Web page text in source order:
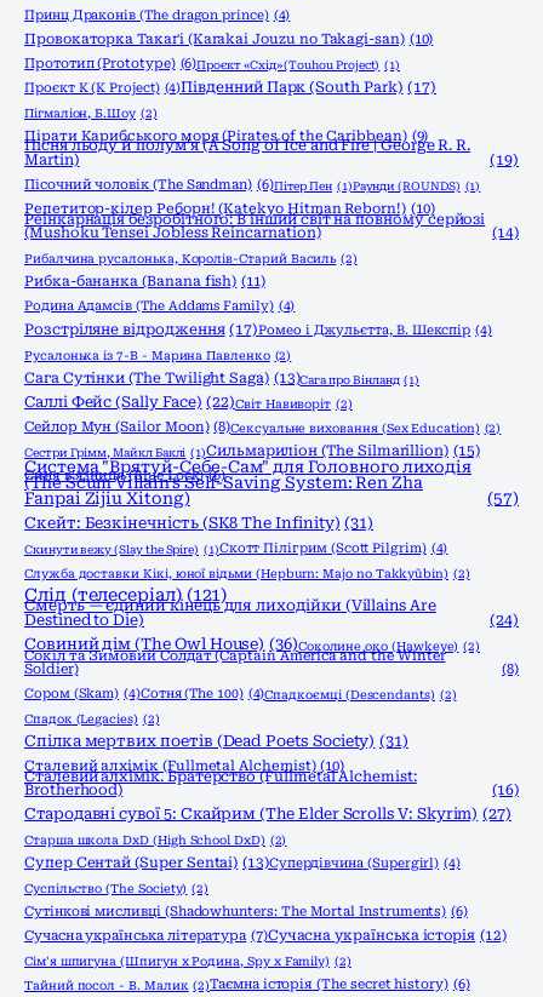
Принц Драконів (The dragon prince) (4)
Провокаторка Такаґі (Karakai Jouzu no Takagi-san) (10)
Прототип (Prototype) (6)Проєкт «Схід» (Touhou Project) (1)
Проєкт К (K Project) (4)Південний Парк (South Park) (17)
Пігмаліон, Б.Шоу (2)
Пірати Карибського моря (Pirates of the Caribbean) (9)
Пісня льоду й полум'я (A Song of Ice and Fire | George R. R.
Martin)
(19)
Пісочний чоловік (The Sandman) (6)Пітер Пен (1)Раунди (ROUNDS) (1)
Репетитор-кілер Реборн! (Katekyo Hitman Reborn!) (10)
Реінкарнація безробітного: В інший світ на повному серйозі
(Mushoku Tensei Jobless Reincarnation) (14)
Рибалчина русалонька, Королів-Старий Василь (2)
Рибка-бананка (Banana fish) (11)
Родина Адамсів (The Addams Family) (4)
Розстріляне відродження (17)Ромео і Джульєтта, В. Шекспір (4)
Русалонька із 7-В - Марина Павленко (2)
Сага Сутінки (The Twilight Saga) (13)Сага про Вінланд (1)
Саллі Фейс (Sally Face) (22)Світ Навиворіт (2)
Сейлор Мун (Sailor Moon) (8)Сексуальне виховання (Sex Education) (2)
Сестри Грімм, Майкл Баклі (1)Сильмариліон (The Silmarillion) (15)
Синя в'язниця (Blue Lock) (6)
Система "Врятуй-Себе-Сам" для Головного лиходія
(The Scum Villain's Self-Saving System: Ren Zha
Fanpai Zijiu Xitong)
(57)
Скейт: Безкінечність (SK8 The Infinity) (31)
Скинути вежу (Slay the Spire) (1)Скотт Пілігрим (Scott Pilgrim) (4)
Служба доставки Кікі, юної відьми (Hepburn: Majo no Takkyūbin) (2)
Слід (телесеріал) (121)
Смерть — єдиний кінець для лиходійки (Villains Are
Destined to Die)
(24)
Совиний дім (The Owl House) (36)Соколине око (Hawkeye) (2)
Сокіл та Зимовий Солдат (Captain America and the Winter
Soldier)
(8)
Сором (Skam) (4)Сотня (The 100) (4)Спадкоємці (Descendants) (2)
Спадок (Legacies) (2)
Спілка мертвих поетів (Dead Poets Society) (31)
Сталевий алхімік (Fullmetal Alchemist) (10)
Сталевий алхімік. Братерство (Fullmetal Alchemist:
Brotherhood) (16)
Стародавні сувої 5: Скайрим (The Elder Scrolls V: Skyrim) (27)
Старша школа DxD (High School DxD) (2)
Супер Сентай (Super Sentai) (13)Супердівчина (Supergirl) (4)
Суспільство (The Society) (2)
Сутінкові мисливці (Shadowhunters: The Mortal Instruments) (6)
Сучасна українська література (7)Сучасна українська історія (12)
Сім'я шпигуна (Шпигун x Родина, Spy x Family) (2)
Тайний посол - В. Малик (2)Таємна історія (The secret history) (6)